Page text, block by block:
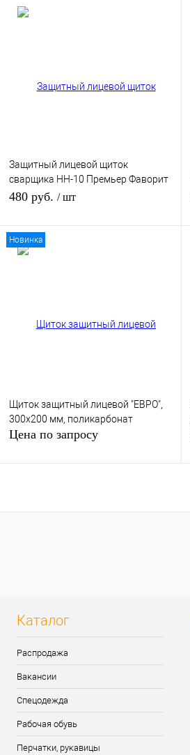
Защитный лицевой щиток
сварщика НН-10 Премьер Фаворит
(PREMIER Favori®T) (10)
480 руб. / шт
наличии
Новинка
Щиток защитный лицевой "ЕВРО",
300х200 мм, поликарбонат
Цена по запросу
Каталог
Распродажа
Вакансии
Спецодежда
Рабочая обувь
Перчатки, рукавицы